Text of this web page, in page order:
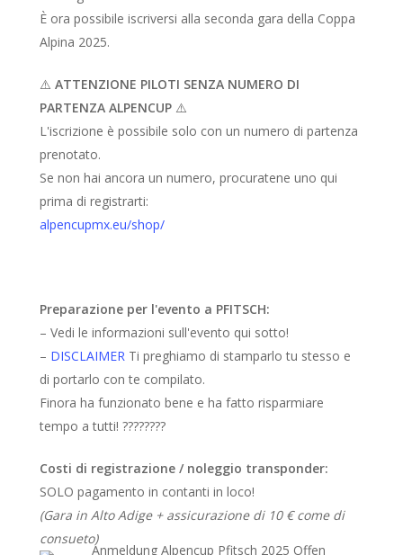
È ora possibile iscriversi alla seconda gara della Coppa
Alpina 2025.
⚠️ ATTENZIONE PILOTI SENZA NUMERO DI
PARTENZA ALPENCUP⚠️
L'iscrizione è possibile solo con un numero di partenza
prenotato.
Se non hai ancora un numero, procuratene uno qui
prima di registrarti:
alpencupmx.eu/shop/
Preparazione per l'evento a PFITSCH:
– Vedi le informazioni sull'evento qui sotto!
– DISCLAIMERTi preghiamo di stamparlo tu stesso e
di portarlo con te compilato.
Finora ha funzionato bene e ha fatto risparmiare
tempo a tutti! ????????
Costi di registrazione / noleggio transponder:
SOLO pagamento in contanti in loco!
(Gara in Alto Adige + assicurazione di 10 € come di
consueto)